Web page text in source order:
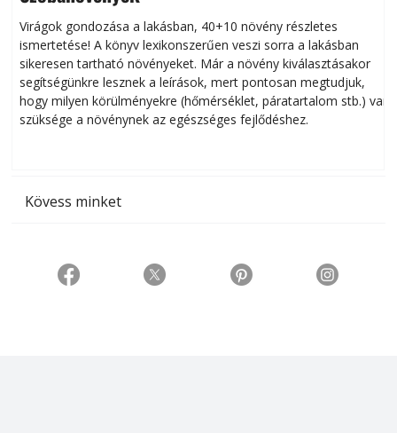
Virágok gondozása a lakásban, 40+10 növény részletes
ismertetése! A könyv lexikonszerűen veszi sorra a lakásban
sikeresen tart­ha­tó növényeket. Már a növény kiválasztásakor
segítségünkre lesznek a leírások, mert pontosan megtudjuk,
hogy milyen körülményekre (hőmérséklet, páratartalom stb.) van
szüksége a növénynek az egészséges fejlődéshez.
Kövess minket